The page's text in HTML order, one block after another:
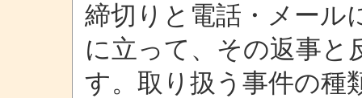
締切りと電話・メール
に立って、その返事と
す。取り扱う事件の種